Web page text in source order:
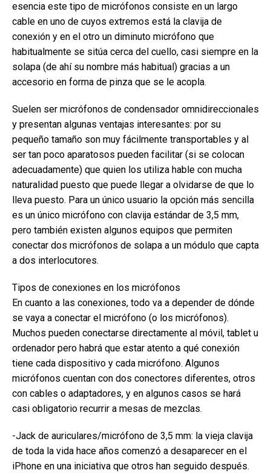
esencia este tipo de micrófonos consiste en un largo
cable en uno de cuyos extremos está la clavija de
conexión y en el otro un diminuto micrófono que
habitualmente se sitúa cerca del cuello, casi siempre en la
solapa (de ahí su nombre más habitual) gracias a un
accesorio en forma de pinza que se le acopla.
Suelen ser micrófonos de condensador omnidireccionales
y presentan algunas ventajas interesantes: por su
pequeño tamaño son muy fácilmente transportables y al
ser tan poco aparatosos pueden facilitar (si se colocan
adecuadamente) que quien los utiliza hable con mucha
naturalidad puesto que puede llegar a olvidarse de que lo
lleva puesto. Para un único usuario la opción más sencilla
es un único micrófono con clavija estándar de 3,5 mm,
pero también existen algunos equipos que permiten
conectar dos micrófonos de solapa a un módulo que capta
a dos interlocutores.
Tipos de conexiones en los micrófonos
En cuanto a las conexiones, todo va a depender de dónde
se vaya a conectar el micrófono (o los micrófonos).
Muchos pueden conectarse directamente al móvil, tablet u
ordenador pero habrá que estar atento a qué conexión
tiene cada dispositivo y cada micrófono. Algunos
micrófonos cuentan con dos conectores diferentes, otros
con cables o adaptadores, y en algunos casos se hará
casi obligatorio recurrir a mesas de mezclas.
-Jack de auriculares/micrófono de 3,5 mm: la vieja clavija
de toda la vida hace años comenzó a desaparecer en el
iPhone en una iniciativa que otros han seguido después.